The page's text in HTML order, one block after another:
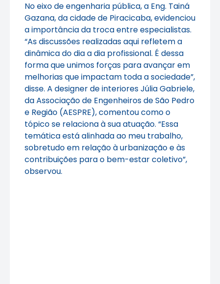
No eixo de engenharia pública, a Eng. Tainá
Gazana, da cidade de Piracicaba, evidenciou
a importância da troca entre especialistas.
“As discussões realizadas aqui refletem a
dinâmica do dia a dia profissional. É dessa
forma que unimos forças para avançar em
melhorias que impactam toda a sociedade”,
disse. A designer de interiores Júlia Gabriele,
da Associação de Engenheiros de São Pedro
e Região (AESPRE), comentou como o
tópico se relaciona à sua atuação. “Essa
temática está alinhada ao meu trabalho,
sobretudo em relação à urbanização e às
contribuições para o bem-estar coletivo”,
observou.